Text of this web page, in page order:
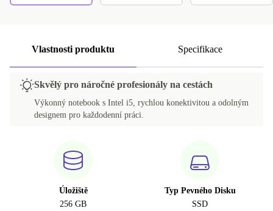
Vlastnosti produktu Specifikace
Skvělý pro náročné profesionály na cestách
Výkonný notebook s Intel i5, rychlou konektivitou a odolným
designem pro každodenní práci.
Úložiště
256 GB
Typ Pevného Disku
SSD